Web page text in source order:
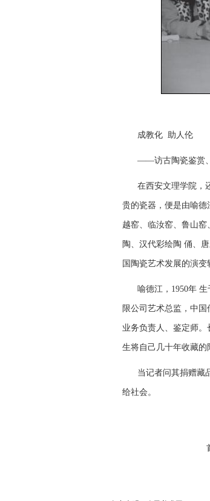
成教化 助人伦
——访古陶瓷鉴赏
在西安文理学院，
贵的瓷器，便是由喻德
越窑、临汝窑、鲁山
陶、汉代彩绘陶 俑、
国陶瓷艺术发展的演变
喻德江，1950年
限公司艺术总监，中
业务负责人、鉴定师
生将自己几十年收藏的
当记者问其捐赠藏
给社会。